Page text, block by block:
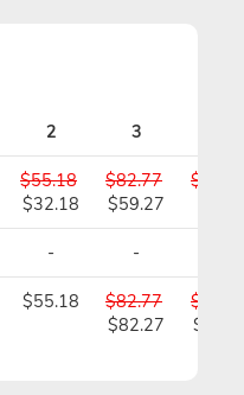
2 3
$55.18
$32.18
$82.77
$59.27
- -
$55.18
$82.77
$82.27